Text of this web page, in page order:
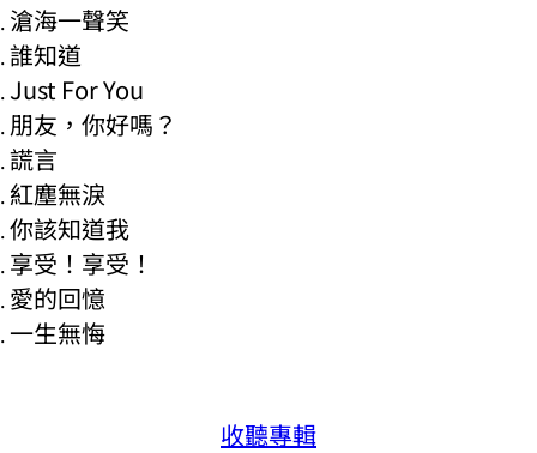
滄海一聲笑
誰知道
Just For You
朋友，你好嗎？
謊言
紅塵無淚
你該知道我
享受！享受！
愛的回憶
一生無悔
收聽專輯